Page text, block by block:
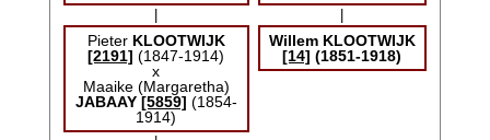
Pieter KLOOTWIJK
[2191] (1847-1914)
x
Maaike (Margaretha)
JABAAY [5859] (1854-
1914)
Willem KLOOTWIJK
[14] (1851-1918)